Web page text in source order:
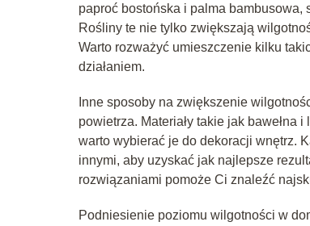
paproć bostońska i palma
Rośliny te nie tylko zwiększają
Warto rozważyć umieszczenie kilku
działaniem.
Inne sposoby na zwiększenie
powietrza. Materiały takie jak
warto wybierać je do dekoracji wnętrz.
innymi, aby uzyskać jak najlepsze
rozwiązaniami pomoże Ci znaleźć
Podniesienie poziomu wilgotności w